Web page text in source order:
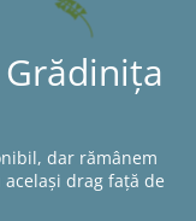
dar rămânem
drag față de